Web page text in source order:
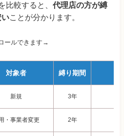
比較すると、 代理店の方が縛
いことが分かります。
ールできます→
対象者 縛り期間
新規 3年
・事業者変更 2年